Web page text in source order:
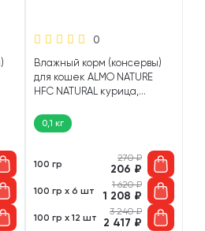
0
Влажный корм (консервы)
для кошек ALMO NATURE
HFC NATURAL курица,
0,1 кг
100 гр
270₽
206 ₽
100 гр х 6 шт
1 620₽
1 208 ₽
100 гр х 12 шт
3 240₽
2 417 ₽